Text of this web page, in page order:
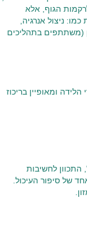
לרקמות הגוף, אלא
ניצול אנרגיה,
(משתתפים בתהליכים
ומאופיין בריכוז
התכוון לחשיבות
של סיפור העיכול.